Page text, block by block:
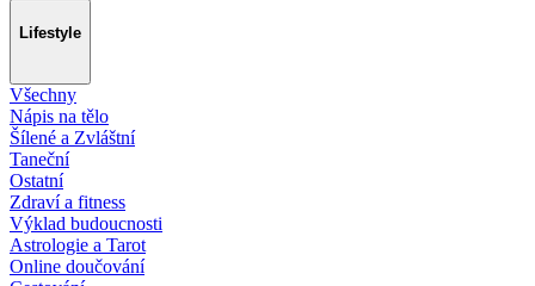
Lifestyle
Všechny
Nápis na tělo
Šílené a Zvláštní
Taneční
Ostatní
Zdraví a fitness
Výklad budoucnosti
Astrologie a Tarot
Online doučování